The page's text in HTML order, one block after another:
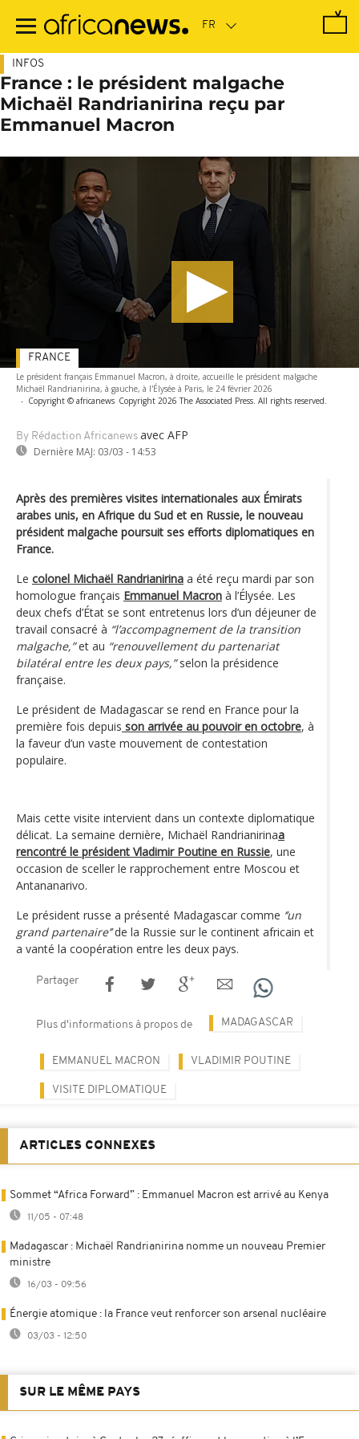
contenu
INFOS
France : le président malgache
Michaël Randrianirina reçu par
Emmanuel Macron
Le président français Emmanuel Macron, à droite, accueille le président malgache
Michaël Randrianirina, à gauche, à l'Élysée à Paris, le 24 février 2026
- Copyright © africanews Copyright 2026 The Associated Press. All rights reserved.
By Rédaction Africanews avec AFP
Dernière MAJ: 03/03 - 14:53
FRANCE
Après des premières visites internationales aux Émirats
arabes unis, en Afrique du Sud et en Russie, le nouveau
président malgache poursuit ses efforts diplomatiques en
France.
Le colonel Michaël Randrianirina a été reçu mardi par son
homologue français Emmanuel Macron à l’Élysée. Les
deux chefs d’État se sont entretenus lors d’un déjeuner de
travail consacré à “l’accompagnement de la transition
malgache,”et au “renouvellement du partenariat
bilatéral entre les deux pays,”selon la présidence
française.
Le président de Madagascar se rend en France pour la
première fois depuis son arrivée au pouvoir en octobre, à
la faveur d’un vaste mouvement de contestation
populaire.
Mais cette visite intervient dans un contexte diplomatique
délicat. La semaine dernière, Michaël Randrianirinaa
rencontré le président Vladimir Poutine en Russie, une
occasion de sceller le rapprochement entre Moscou et
Antananarivo.
Le président russe a présenté Madagascar comme ‘’un
grand partenaire’’de la Russie sur le continent africain et
a vanté la coopération entre les deux pays.
Partager
Plus d'informations à propos de MADAGASCAR
EMMANUEL MACRON VLADIMIR POUTINE
VISITE DIPLOMATIQUE
ARTICLES CONNEXES
Sommet “Africa Forward” : Emmanuel Macron est arrivé au Kenya
11/05 - 07:48
Madagascar : Michaël Randrianirina nomme un nouveau Premier
ministre
16/03 - 09:56
Énergie atomique : la France veut renforcer son arsenal nucléaire
03/03 - 12:50
SUR LE MÊME PAYS